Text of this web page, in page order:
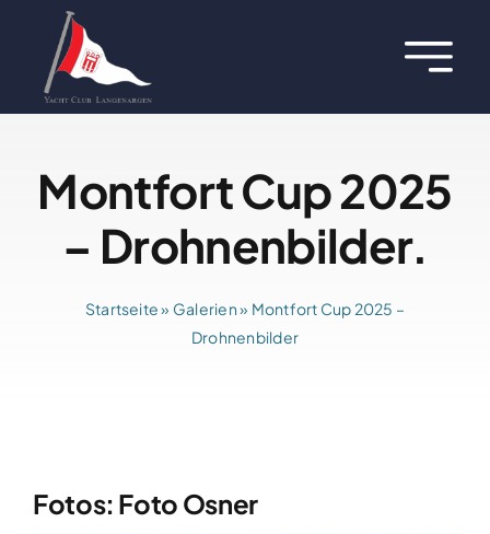
springen
Über uns
Termine
Aktuelles
Regatten
Clubboote
Montfort Cup 2025
– Drohnenbilder.
Startseite» Galerien» Montfort Cup 2025 –
Drohnenbilder
Fotos: Foto Osner